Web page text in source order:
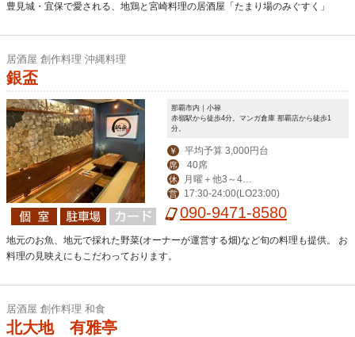
豊見城・宜保で愛される、地鶏と宮崎料理の居酒屋「たまり場のみぐすく」
居酒屋 創作料理 沖縄料理
銀盃
那覇市内｜小禄
赤嶺駅から徒歩4分。マンガ倉庫 那覇店から徒歩1
分。
￥ 平均予算 3,000円台
席 40席
休
変動でお休み
営 17:30-24:00(LO23:00)
090-9471-8580
地元のお魚、地元で採れた野菜(オーナーが運営する畑)など旬の料理も提供。 お
料理の見映えにもこだわっております。
居酒屋 創作料理 和食
北大地 有雅亭